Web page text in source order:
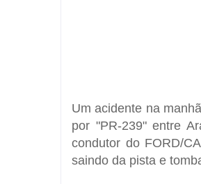
Um acidente na
por "PR-239" entre
condutor do FORD/
saindo da pista e